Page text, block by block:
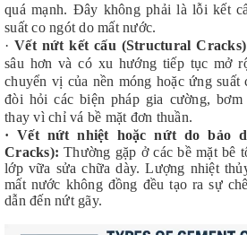
quá mạnh. Đây không phải là lỗi kết
suất co ngót do mất nước.
·Vết nứt kết cấu (Structural
sâu hơn và có xu hướng tiếp tục mở
chuyển vị của nền móng hoặc ứng
đòi hỏi các biện pháp gia cường,
thay vì chỉ vá bề mặt đơn thuần.
·Vết nứt nhiệt hoặc nứt do bảo
Cracks):Thường gặp ở các bề mặt bê
lớp vữa sửa chữa dày. Lượng nhiệt
mất nước không đồng đều tạo ra sự
dẫn đến nứt gãy.